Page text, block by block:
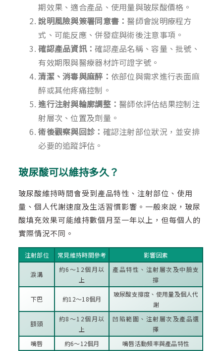
期效果、適合產品、使用量與玻尿酸價格。
說明風險與簽署同意書：醫師會說明療程方
式、可能反應、併發症與術後注意事項。
確認產品資訊：確認產品名稱、容量、批號、
有效期限與醫療器材許可證字號。
清潔、消毒與麻醉： 依部位與需求進行表面麻
醉或其他疼痛控制。
進行注射與輪廓調整：醫師依評估結果控制注
射層次、位置及劑量。
術後觀察與回診： 確認注射部位狀況，並安排
必要的追蹤評估。
玻尿酸可以維持多久？
玻尿酸維持時間會受到產品特性、注射部位、使用
量、個人代謝速度及生活習慣影響。一般來說，玻尿
酸填充效果可能維持數個月至一年以上，但每個人的
實際情況不同。
注射部位 常見維持時間參考 影響因素
淚溝
約6～12個月以
上
產品特性、注射層次及中臉支
撐
下巴 約12～18個月
玻尿酸支撐度、使用量及個人代
謝
額頭
約8～12個月以
上
凹陷範圍、注射層次及產品選
擇
嘴唇
約6～12個月 嘴唇活動頻率與產品特性